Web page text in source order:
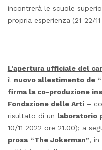
incontrerà le scuole
propria esperienza (21-22/
L’apertura ufficiale del
il nuovo allestimento de
firma la co-produzione
Fondazione delle Arti–
risultato di un laboratorio
10/11 2022 ore 21.00); a
prosa “The Jokerman”, in